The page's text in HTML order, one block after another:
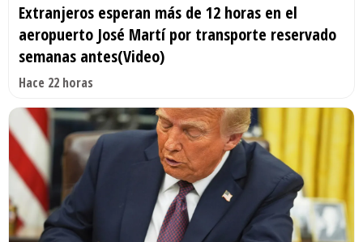
Extranjeros esperan más de 12 horas en el
aeropuerto José Martí por transporte reservado
semanas antes(Video)
Hace 22 horas